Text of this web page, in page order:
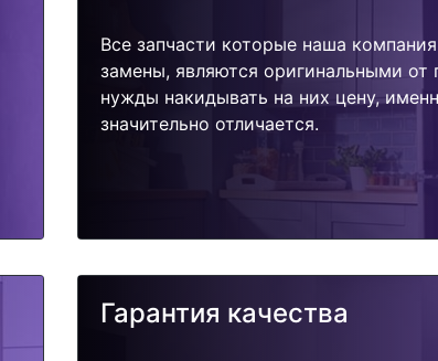
Все запчасти которые наша
замены, являются оригинальными от
нужды накидывать на них цену,
значительно отличается.
Гарантия качества